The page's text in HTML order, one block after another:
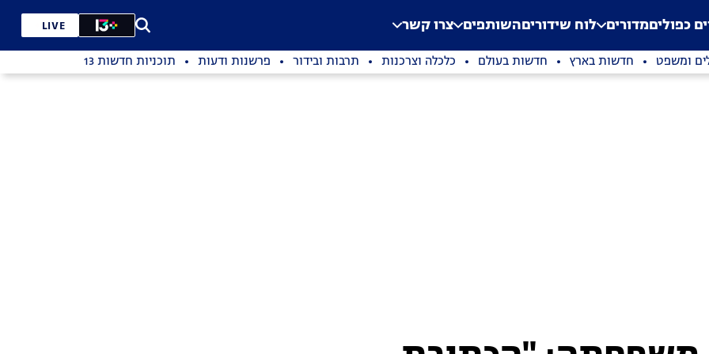
Application error: a
. כפוליםמדורים לוח שידוריםהשותפים צרו קשר LIVE
ומשפט חדשות בארץ חדשות בעולם כלכלה וצרכנות תרבות ובידור פרשנות ודעות תוכניות חדשות 13